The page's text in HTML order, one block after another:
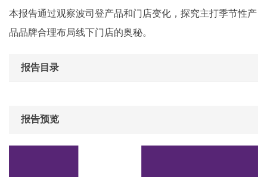
本报告通过观察波司登产品和门店变化，探究主打季节性产
品品牌合理布局线下门店的奥秘。
报告目录
报告预览